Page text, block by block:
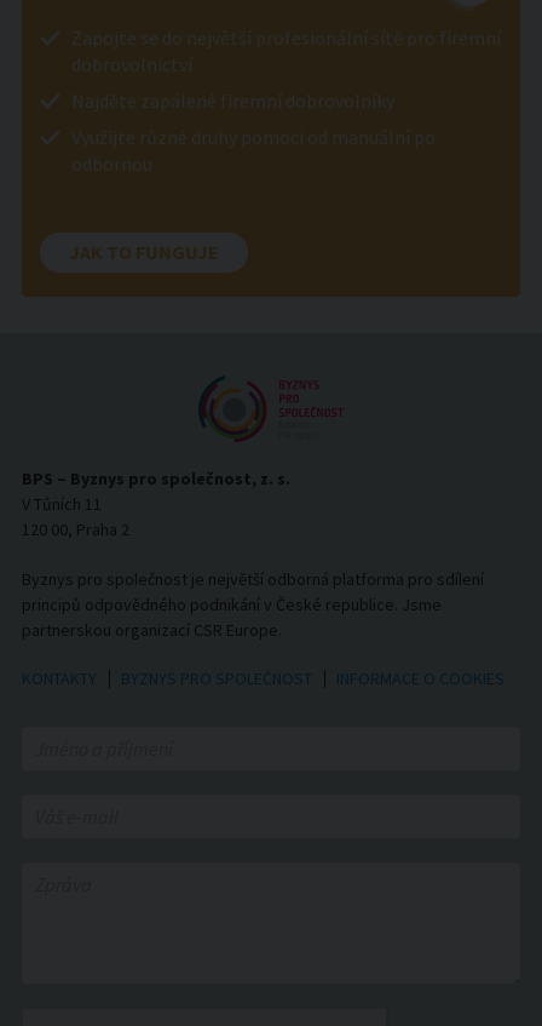
Zapojte se do největší profesionální sítě pro firemní
dobrovolnictví
Najděte zapálené firemní dobrovolníky
Využijte různé druhy pomoci od manuální po
odbornou
JAK TO FUNGUJE
BPS – Byznys pro společnost, z. s.
V Tůních 11
120 00, Praha 2
Byznys pro společnost je největší odborná platforma pro sdílení
principů odpovědného podnikání v České republice. Jsme
partnerskou organizací CSR Europe.
KONTAKTY BYZNYS PRO SPOLEČNOST INFORMACE O COOKIES